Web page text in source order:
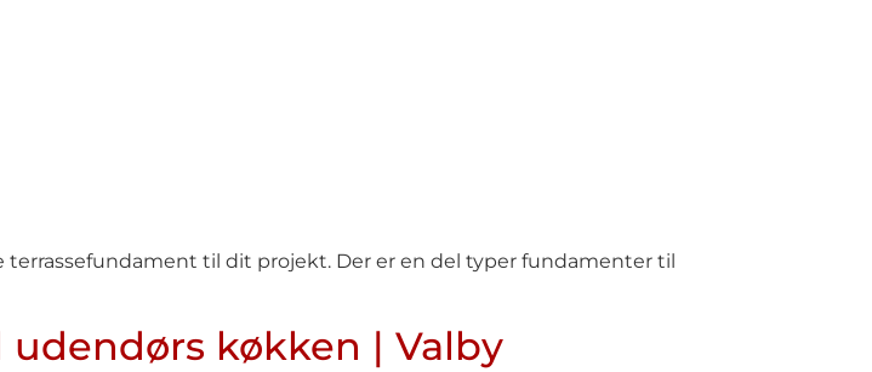
til dit projekt. Der er en del typer fundamenter til
udendørs køkken | Valby